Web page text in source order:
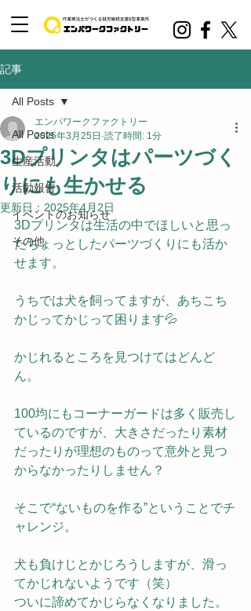
記事
All Posts
生産活動
活動報告
イベントのお知らせ
その他
All Posts
3Dプリンタはパーツづく
りにも生かせる
エンパワークファクトリー
2025年3月25日 読了時間: 1分
更新日： 2025年4月2日
3Dプリンタは生活の中でほしいと思っ
たちょっとしたパーツづくりにも活か
せます。
うちでは犬を飼ってますが、あちこち
かじってかじって困ります💦
かじれるところを見つけてはどんど
ん。
100均にもコーナーガードは多く販売し
ているのですが、大きさだったり素材
だったりが理想のものって意外と見つ
からなかったりしません？
そこで“ないものを作る”ということでチ
ャレンジ。
犬も負けじとかじろうしますが、滑っ
てかじれないようです（笑）
ついに諦めてかじらなくなりました。